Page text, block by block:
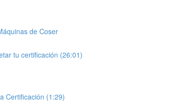
de Coser
tu certificación (26:01)
Certificación (1:29)